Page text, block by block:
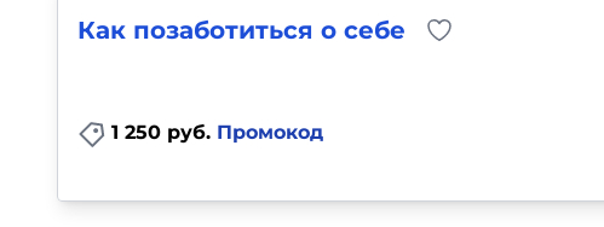
Как позаботиться о себе
1 250 руб. Промокод